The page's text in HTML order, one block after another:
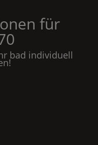
für
bad individuell